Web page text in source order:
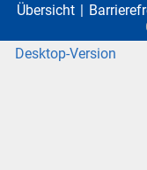
Übersicht
Desktop-Version